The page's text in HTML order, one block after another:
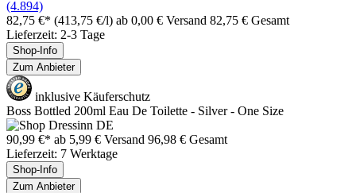
(4.894)
82,75 €* (413,75 €/l) ab 0,00 € Versand 82,75 € Gesamt
Lieferzeit: 2-3 Tage
Shop-Info
Zum Anbieter
inklusive Käuferschutz
Boss Bottled 200ml Eau De Toilette - Silver - One Size
90,99 €* ab 5,99 € Versand 96,98 € Gesamt
Lieferzeit: 7 Werktage
Shop-Info
Zum Anbieter